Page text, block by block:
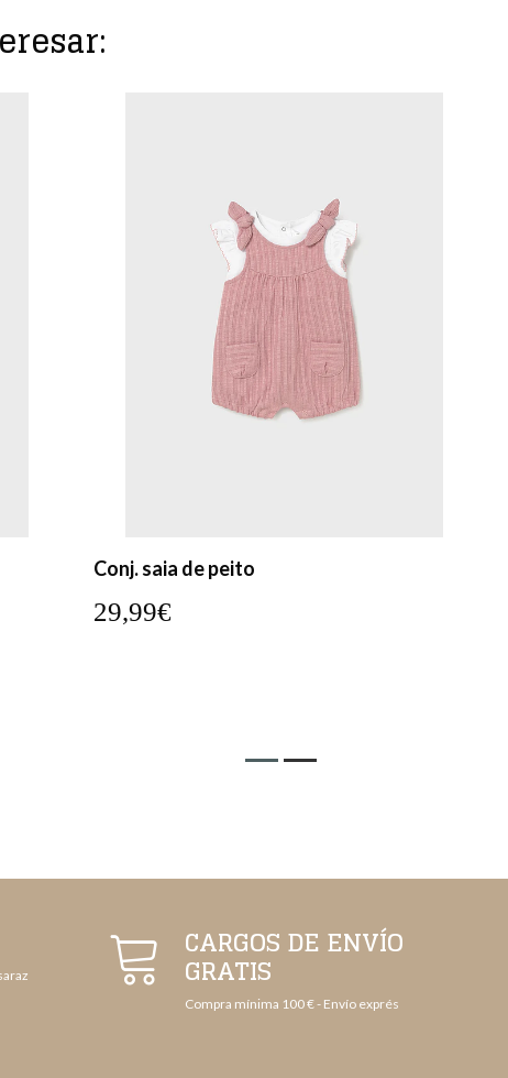
Conj. saia de peito
29,99€
CARGOS DE ENVÍO
GRATIS
Compra mínima 100 € - Envío exprés